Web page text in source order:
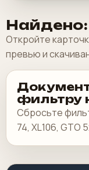
Откройте
превью и
фильтру
Сбросьте
74, XL106, GTO